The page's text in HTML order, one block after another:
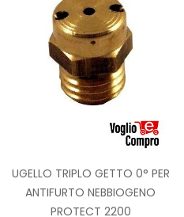
UGELLO TRIPLO GETTO 0° PER
ANTIFURTO NEBBIOGENO
PROTECT 2200